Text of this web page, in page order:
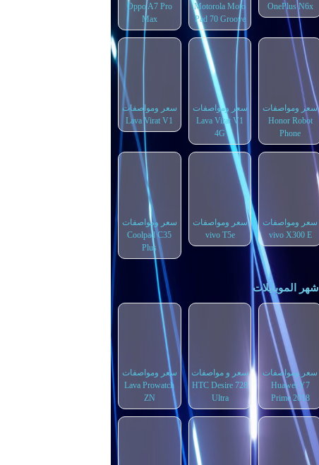
OnePlus N6x
Motorola Moto
Pad 70 Groove
Oppo A7 Pro
Max
سعر ومواصفات
Honor Robot
Phone
سعر ومواصفات
Lava Virat V1
4G
سعر ومواصفات
Lava Virat V1
سعر ومواصفات
vivo X300 E
سعر ومواصفات
vivo T5e
سعر ومواصفات
Coolpad C35
Plus
اشهر الموبايلات
سعر ومواصفات
Huawei Y7
Prime 2018
سعر و مواصفات
HTC Desire 728
Ultra
سعر ومواصفات
Lava Prowatch
ZN